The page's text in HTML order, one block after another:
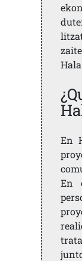
En
En